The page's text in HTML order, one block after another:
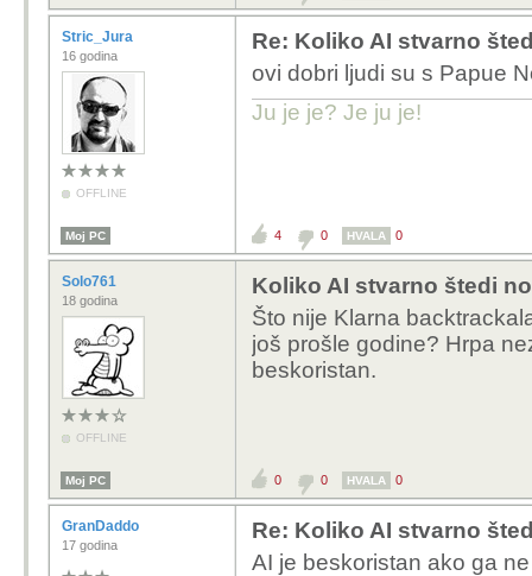
Stric_Jura
16 godina
OFFLINE
Re: Koliko AI stvarno
ovi dobri ljudi su s Papue
Ju je je? Je ju je!
Moj PC 4 0 HVALA 0
Solo761
18 godina
OFFLINE
Koliko AI stvarno štedi
Što nije Klarna
još prošle godine? Hrpa
beskoristan.
Moj PC 0 0 HVALA 0
GranDaddo
17 godina
Re: Koliko AI stvarno
AI je beskoristan ako ga